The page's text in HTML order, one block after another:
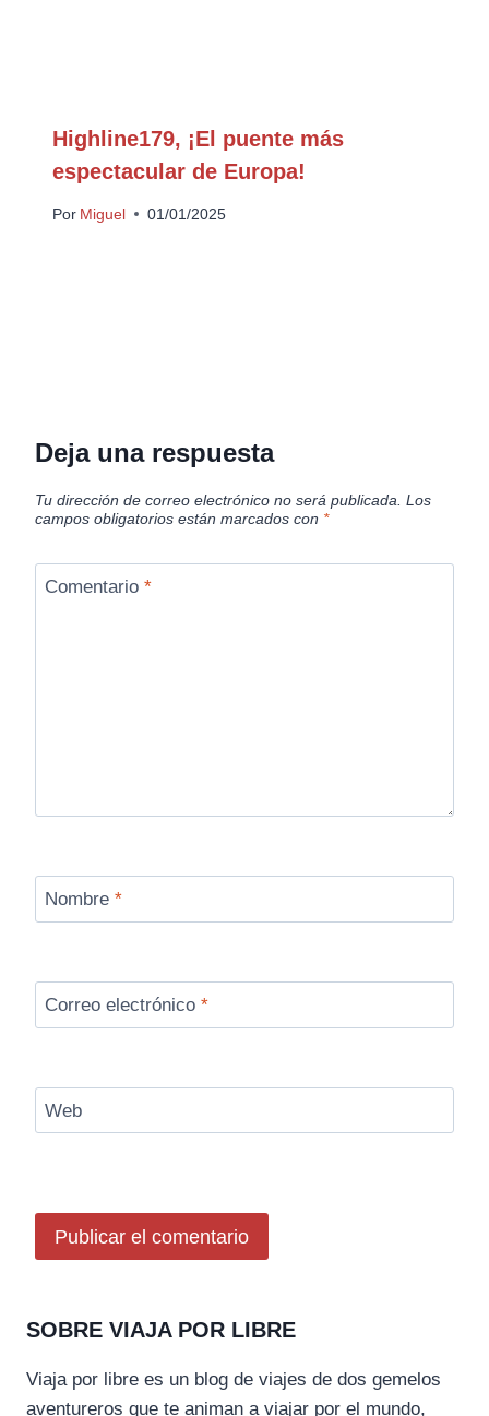
Highline179, ¡El puente más
espectacular de Europa!
Por Miguel 01/01/2025
Deja una respuesta
Tu dirección de correo electrónico no será publicada. Los
campos obligatorios están marcados con *
Comentario *
Nombre *
Correo electrónico *
Web
SOBRE VIAJA POR LIBRE
Viaja por libre es un blog de viajes de dos gemelos
aventureros que te animan a viajar por el mundo,